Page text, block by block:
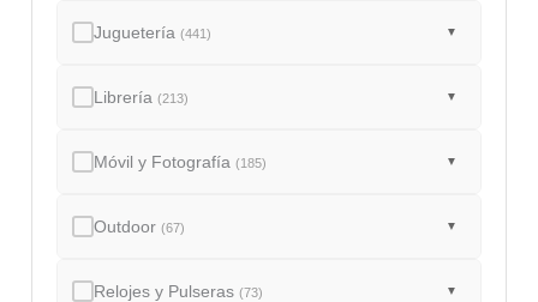
Juguetería(441) ▼
Librería(213) ▼
Móvil y Fotografía(185) ▼
Outdoor(67) ▼
Relojes y Pulseras(73) ▼